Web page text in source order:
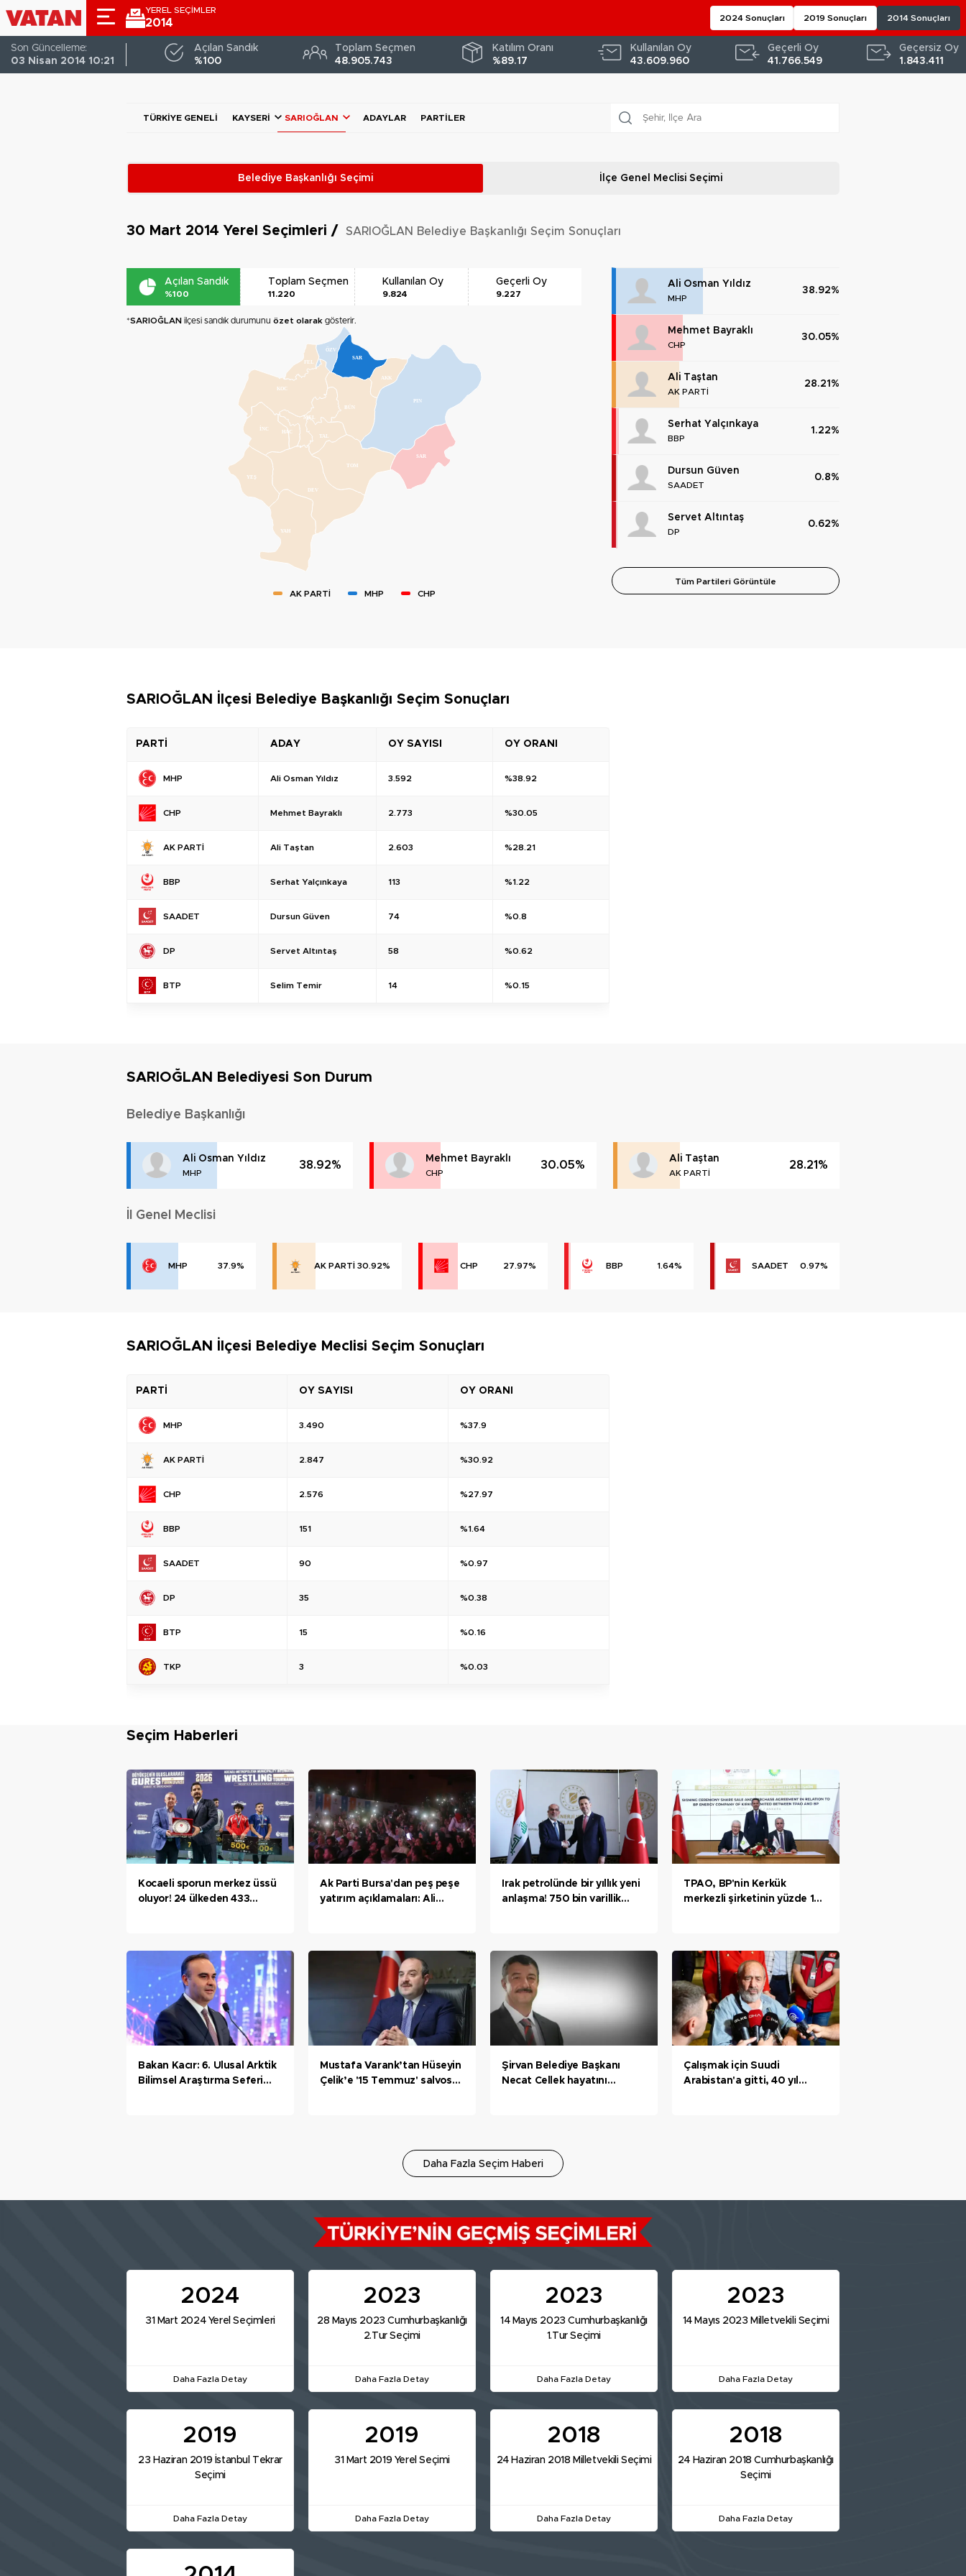
YEREL SEÇİMLER
2014 2024 Sonuçları 2019 Sonuçları 2014 Sonuçları
Son Güncelleme:
03 Nisan 2014 10:21
Açılan Sandık
%100
Toplam Seçmen
48.905.743
Katılım Oranı
%89.17
Kullanılan Oy
43.609.960
Geçerli Oy
41.766.549
Geçersiz Oy
1.843.411
TÜRKIYE GENELI KAYSERI SARIOĞLAN ADAYLAR PARTILER
Belediye Başkanlığı Seçimi İlçe Genel MeclisiSeçimi
30 Mart 2014 Yerel Seçimleri / SARIOĞLAN Belediye Başkanlığı Seçim Sonuçları
Açılan Sandık
%100
Toplam Seçmen
11.220
Kullanılan Oy
9.824
Geçerli Oy
9.227
*SARIOĞLAN ilçesi sandık durumunu özet olarak gösterir.
MEL
TAL
DEV
SAR
SAR
HAC
İNC
KOC
ÖZV
YEŞ
BÜN
YAH
FEL
AKK
PIN
TOM
AK PARTİ MHP CHP
Ali Osman Yıldız
MHP
38.92%
Mehmet Bayraklı
CHP
30.05%
Ali Taştan
AK PARTİ
28.21%
Serhat Yalçınkaya
BBP
1.22%
Dursun Güven
SAADET
0.8%
Servet Altıntaş
DP
0.62%
Tüm Partileri Görüntüle
SARIOĞLAN İlçesi Belediye Başkanlığı Seçim Sonuçları
PARTİ ADAY OY SAYISI OY ORANI
MHP Ali Osman Yıldız 3.592 %38.92
CHP Mehmet Bayraklı 2.773 %30.05
AK PARTİ Ali Taştan 2.603 %28.21
BBP Serhat Yalçınkaya 113 %1.22
SAADET Dursun Güven 74 %0.8
DP Servet Altıntaş 58 %0.62
BTP Selim Temir 14 %0.15
SARIOĞLAN Belediyesi Son Durum
Belediye Başkanlığı
Ali Osman Yıldız
MHP
38.92%
Mehmet Bayraklı
CHP
30.05%
Ali Taştan
AK PARTİ
28.21%
İl Genel Meclisi
MHP 37.9% AK PARTİ 30.92% CHP 27.97% BBP 1.64% SAADET 0.97%
SARIOĞLAN İlçesi Belediye Meclisi Seçim Sonuçları
PARTİ OY SAYISI OY ORANI
MHP 3.490 %37.9
AK PARTİ 2.847 %30.92
CHP 2.576 %27.97
BBP 151 %1.64
SAADET 90 %0.97
DP 35 %0.38
BTP 15 %0.16
TKP 3 %0.03
Seçim Haberleri
Kocaeli sporun merkez üssü
oluyor! 24 ülkeden 433
Ak Parti Bursa'dan peş peşe
yatırım açıklamaları: Ali
Irak petrolünde bir yıllık yeni
anlaşma! 750 bin varillik
TPAO, BP'nin Kerkük
merkezli şirketinin yüzde 15
Bakan Kacır: 6. Ulusal Arktik
Bilimsel Araştırma Seferi
Mustafa Varank’tan Hüseyin
Çelik’e '15 Temmuz' salvosu:
Şirvan Belediye Başkanı
Necat Cellek hayatını
Çalışmak için Suudi
Arabistan'a gitti, 40 yıl
Daha Fazla Seçim Haberi
2024
31 Mart 2024 Yerel Seçimleri
Daha Fazla Detay
2023
28 Mayıs 2023 Cumhurbaşkanlığı
2.Tur Seçimi
Daha Fazla Detay
2023
14 Mayıs 2023 Cumhurbaşkanlığı
1.Tur Seçimi
Daha Fazla Detay
2023
14 Mayıs 2023 Milletvekili Seçimi
Daha Fazla Detay
2019
23 Haziran 2019 İstanbul Tekrar
Seçimi
Daha Fazla Detay
2019
31 Mart 2019 Yerel Seçimi
Daha Fazla Detay
2018
24 Haziran 2018 Milletvekili Seçimi
Daha Fazla Detay
2018
24 Haziran 2018 Cumhurbaşkanlığı
Seçimi
Daha Fazla Detay